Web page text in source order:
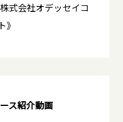
式会社オデッセイコ
》
ス紹介動画